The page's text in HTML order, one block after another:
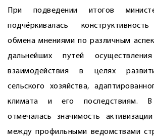
При подведении итогов
подчёркивалась
обмена мнениями по различным
дальнейших путей осуществления
взаимодействия в целях
сельского хозяйства,
климата и его последствиям.
отмечалась значимость
между профильными ведомствами